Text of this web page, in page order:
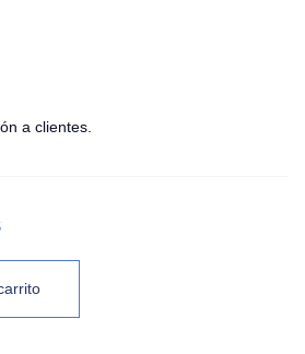
a clientes.